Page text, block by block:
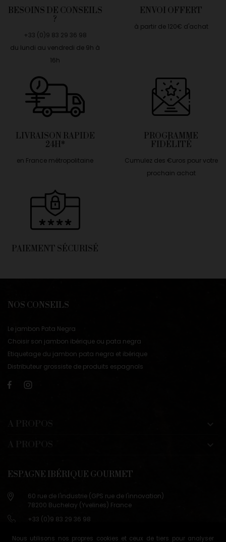
Nous utilisons nos propres cookies et ceux de tiers pour analyser
BESOINS DE CONSEILS
?
+33 (0)9 83 29 36 98
du lundi au vendredi de 9h à
16h
ENVOI OFFERT
à partir de 120€ d'achat
LIVRAISON RAPIDE
24H*
en France métropolitaine
PROGRAMME
FIDÉLITÉ
Cumulez des €uros pour votre
prochain achat
PAIEMENT SÉCURISÉ
NOS CONSEILS
Le jambon Pata Negra
Choisir son jambon ibérique ou pata negra
Etiquetage du jambon pata negra et ibérique
Distributeur grossiste de produits espagnols
ESPAGNE IBÉRIQUE GOURMET
60 rue de l'industrie (GPS rue de l'innovation)
78200 Buchelay (Yvelines) France
+33 (0)9 83 29 36 98